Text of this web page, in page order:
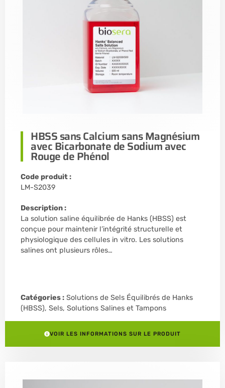
HBSS sans Calcium sans Magnésium
avec Bicarbonate de Sodium avec
Rouge de Phénol
Code produit :
LM-S2039
Description :
La solution saline équilibrée de Hanks (HBSS) est
conçue pour maintenir l’intégrité structurelle et
physiologique des cellules in vitro. Les solutions
salines ont plusieurs rôles…
Catégories : Solutions de Sels Équilibrés de Hanks
(HBSS), Sels, Solutions Salines et Tampons
VOIR LES INFORMATIONS SUR LE PRODUIT